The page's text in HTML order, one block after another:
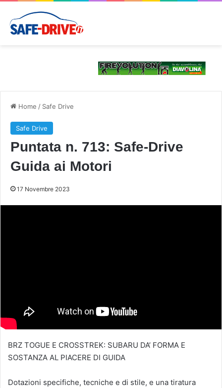
Home / Safe Drive
Safe Drive
Puntata n. 713: Safe-Drive
Guida ai Motori
17 Novembre 2023
BRZ TOGUE E CROSSTREK: SUBARU DA’ FORMA E
SOSTANZA AL PIACERE DI GUIDA
Dotazioni specifiche, tecniche e di stile, e una tiratura